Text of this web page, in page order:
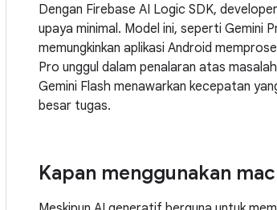
Dengan Firebase AI Logic SDK,
upaya minimal. Model ini, seperti Gemini
memungkinkan aplikasi Android
Pro unggul dalam penalaran atas
Gemini Flash menawarkan kecepatan
besar tugas.
Kapan menggunakan